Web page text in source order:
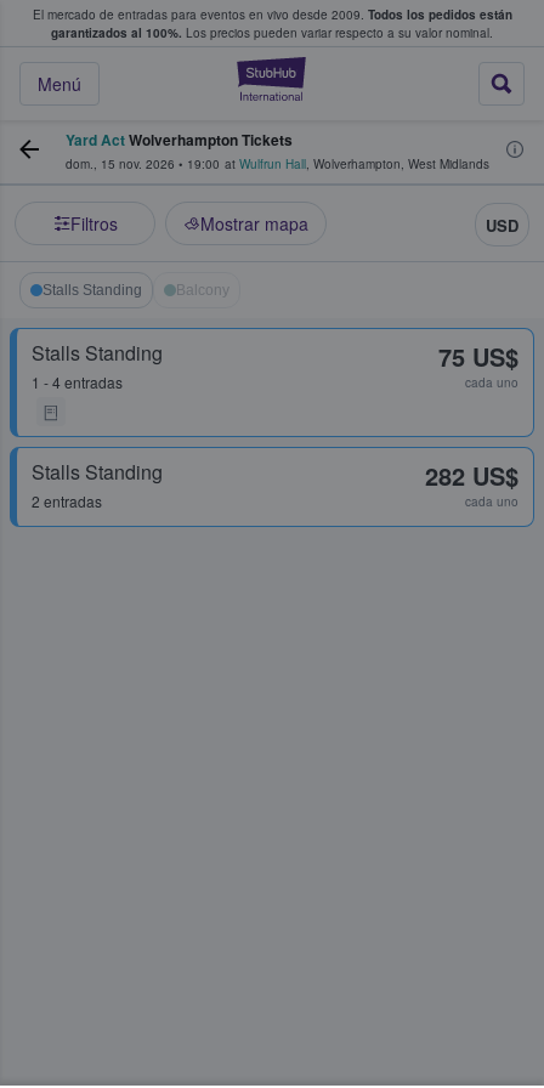
El mercado de entradas para eventos en vivo desde 2009. Todos los pedidos están
garantizados al 100%. Los precios pueden variar respecto a su valor nominal.
StubHub:
Menú
y venta de entradas entre fans
Yard ActWolverhampton Tickets
dom., 15 nov. 2026 • 19:00 at Wulfrun Hall, Wolverhampton, West Midlands
Filtros Mostrar mapa USD
Stalls Standing Balcony
Stalls Standing
1 - 4 entradas
75 US$
cada uno
Stalls Standing
2 entradas
282 US$
cada uno